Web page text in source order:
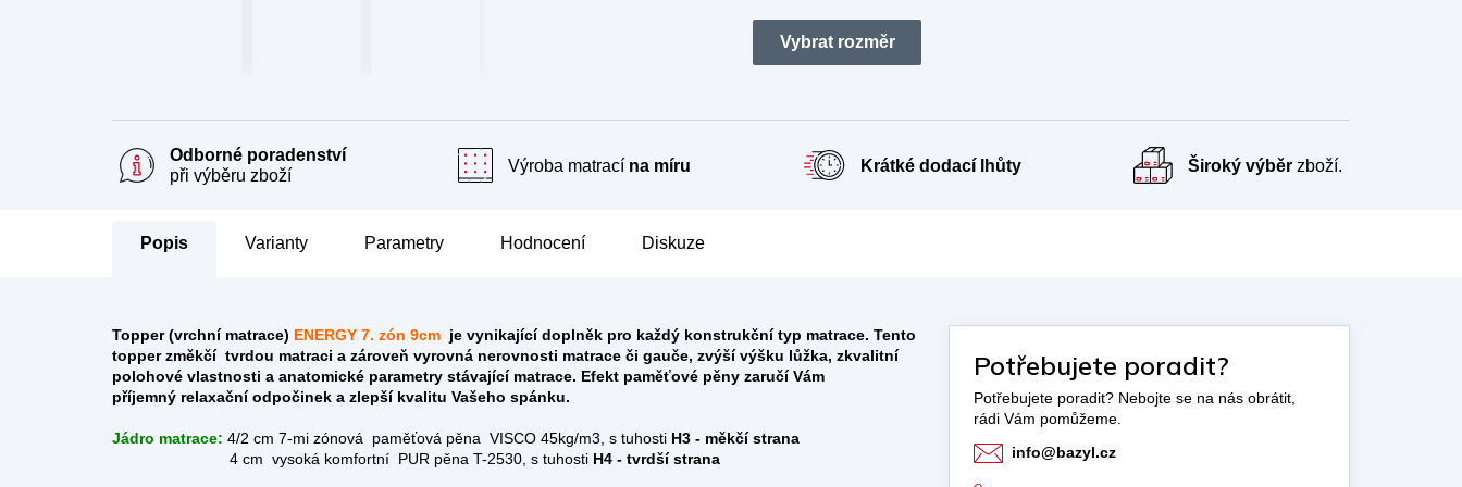
Odborné poradenství
při výběru zboží
Výroba matrací na míru Krátké dodací lhůty Široký výběrzboží.
Popis Parametry Hodnocení Diskuze
Topper (vrchní matrace) ENERGY 7. zón 9cm je vynikající doplněk pro každý konstrukční typ matrace. Tento
topper změkčí tvrdou matraci a zároveň vyrovná nerovnosti matrace či gauče, zvýší výšku lůžka, zkvalitní
polohové vlastnosti a anatomické parametry stávající matrace. Efekt paměťové pěny zaručí Vám
příjemný relaxační odpočinek a zlepší kvalitu Vašeho spánku.
Jádro matrace: 4/2 cm 7-mi zónová paměťová pěna VISCO 45kg/m3, s tuhosti H3 - měkčí strana
4 cm vysoká komfortní PUR pěna T-2530, s tuhosti H4 - tvrdší strana
Potřebujete poradit?
info@bazyl.cz